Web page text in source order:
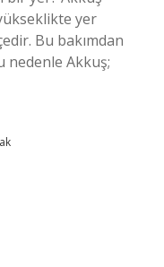
yer
Bu bakımdan
nedenle Akkuş;